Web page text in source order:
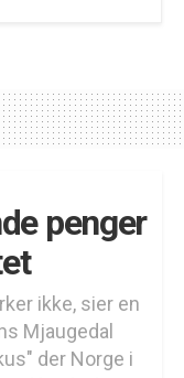
penger
ikke, sier en
Mjaugedal
der Norge i